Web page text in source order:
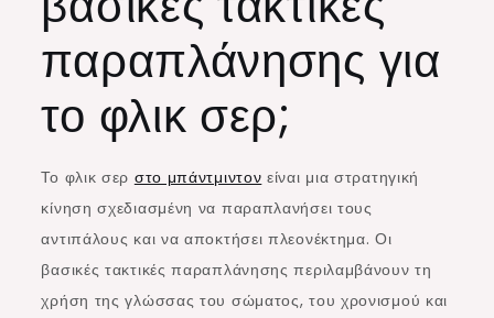
παραπλάνησης για
το φλικ σερ;
Το φλικ σερ στο μπάντμιντον είναι μια στρατηγική
κίνηση σχεδιασμένη να παραπλανήσει τους
αντιπάλους και να αποκτήσει πλεονέκτημα. Οι
βασικές τακτικές παραπλάνησης περιλαμβάνουν τη
χρήση της γλώσσας του σώματος, του χρονισμού και